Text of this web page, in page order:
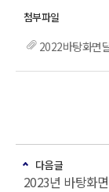
2022바탕화면
다음글
2023년 바탕화